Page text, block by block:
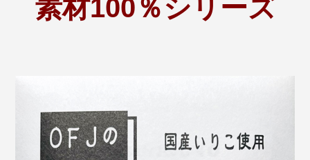
素材100％シリーズ